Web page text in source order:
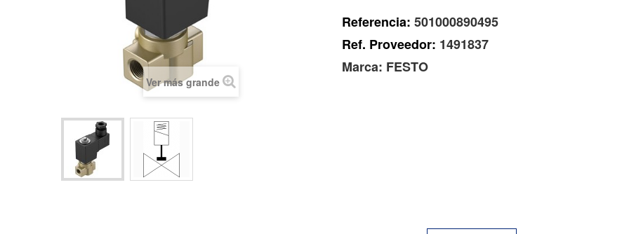
Ver más grande
Referencia: 501000890495
Ref. Proveedor: 1491837
Marca: FESTO